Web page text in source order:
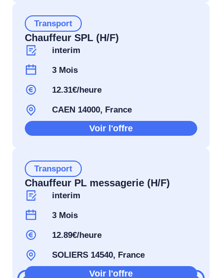
Transport
Chauffeur SPL (H/F)
interim
3 Mois
12.31€/heure
CAEN 14000, France
Voir l'offre
Transport
Chauffeur PL messagerie (H/F)
interim
3 Mois
12.89€/heure
SOLIERS 14540, France
Voir l'offre